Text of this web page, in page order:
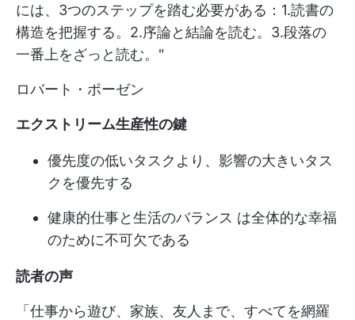
には、3つのステップを踏む必要がある：1.読書の
構造を把握する。2.序論と結論を読む。3.段落の
一番上をざっと読む。"
ロバート・ポーゼン
エクストリーム生産性の鍵
優先度の低いタスクより、影響の大きいタス
クを優先する
健康的仕事と生活のバランス は全体的な幸福
のために不可欠である
読者の声
「仕事から遊び、家族、友人まで、すべてを網羅